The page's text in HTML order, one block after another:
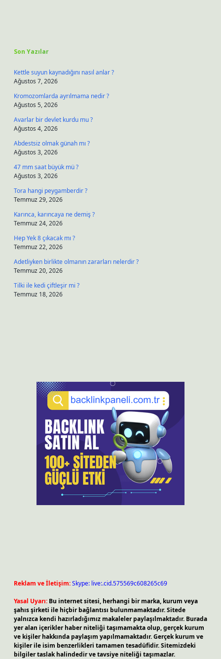
Son Yazılar
Kettle suyun kaynadığını nasıl anlar ?
Ağustos 7, 2026
Kromozomlarda ayrılmama nedir ?
Ağustos 5, 2026
Avarlar bir devlet kurdu mu ?
Ağustos 4, 2026
Abdestsiz olmak günah mı ?
Ağustos 3, 2026
47 mm saat büyük mü ?
Ağustos 3, 2026
Tora hangi peygamberdir ?
Temmuz 29, 2026
Karınca, karıncaya ne demiş ?
Temmuz 24, 2026
Hep Yek 8 çıkacak mı ?
Temmuz 22, 2026
Adetliyken birlikte olmanın zararları nelerdir ?
Temmuz 20, 2026
Tilki ile kedi çiftleşir mi ?
Temmuz 18, 2026
Reklam ve İletişim:Skype: live:.cid.575569c608265c69
Yasal Uyarı: Bu internet sitesi, herhangi bir marka, kurum veya
şahıs şirketi ile hiçbir bağlantısı bulunmamaktadır. Sitede
yalnızca kendi hazırladığımız makaleler paylaşılmaktadır. Burada
yer alan içerikler haber niteliği taşımamakta olup, gerçek kurum
ve kişiler hakkında paylaşım yapılmamaktadır. Gerçek kurum ve
kişiler ile isim benzerlikleri tamamen tesadüfidir. Sitemizdeki
bilgiler taslak halindedir ve tavsiye niteliği taşımazlar.